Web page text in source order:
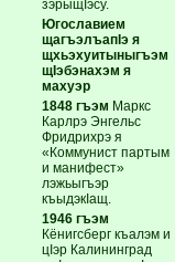
зэрыщIэсу.
Югославием
щагъэлъапIэ я
щхьэхуитыныгъэм
щIэбэнахэм я
махуэр
1848 гъэм Маркс
Карлрэ Энгельс
Фридрихрэ я
«Коммунист партым
и манифест»
лэжьыгъэр
къыдэкIащ.
1946 гъэм
Кёнигсберг къалэм и
цIэр Калининград